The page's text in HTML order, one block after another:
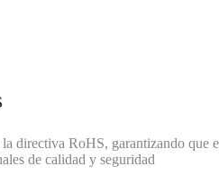
directiva RoHS, garantizando que
de calidad y seguridad